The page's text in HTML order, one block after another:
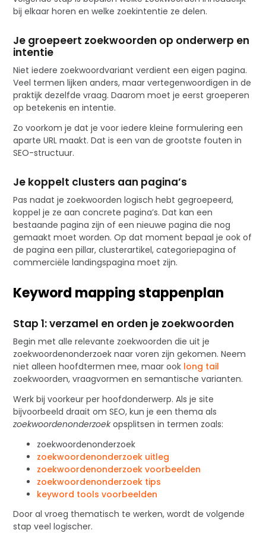
bij elkaar horen en welke zoekintentie ze delen.
Je groepeert zoekwoorden op onderwerp en
intentie
Niet iedere zoekwoordvariant verdient een eigen pagina.
Veel termen lijken anders, maar vertegenwoordigen in de
praktijk dezelfde vraag. Daarom moet je eerst groeperen
op betekenis en intentie.
Zo voorkom je dat je voor iedere kleine formulering een
aparte URL maakt. Dat is een van de grootste fouten in
SEO-structuur.
Je koppelt clusters aan pagina’s
Pas nadat je zoekwoorden logisch hebt gegroepeerd,
koppel je ze aan concrete pagina’s. Dat kan een
bestaande pagina zijn of een nieuwe pagina die nog
gemaakt moet worden. Op dat moment bepaal je ook of
de pagina een pillar, clusterartikel, categoriepagina of
commerciële landingspagina moet zijn.
Keyword mapping stappenplan
Stap 1: verzamel en orden je zoekwoorden
Begin met alle relevante zoekwoorden die uit je
zoekwoordenonderzoek naar voren zijn gekomen. Neem
niet alleen hoofdtermen mee, maar ook long tail
zoekwoorden, vraagvormen en semantische varianten.
Werk bij voorkeur per hoofdonderwerp. Als je site
bijvoorbeeld draait om SEO, kun je een thema als
zoekwoordenonderzoekopsplitsen in termen zoals:
zoekwoordenonderzoek
zoekwoordenonderzoek uitleg
zoekwoordenonderzoek voorbeelden
zoekwoordenonderzoek tips
keyword tools voorbeelden
Door al vroeg thematisch te werken, wordt de volgende
stap veel logischer.